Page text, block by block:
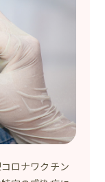
ロナワクチン